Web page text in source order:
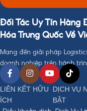
Đối Tác Uy Tín Hàng
Hóa Trung Quốc Về
Mang đến giải pháp
doanh nghiệp trên hành
LIÊN KẾT HỮU
ÍCH
DỊCH VỤ
BẬT